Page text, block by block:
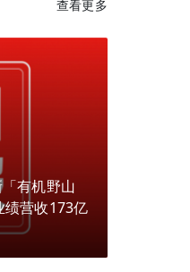
查看更多
有机野山
营收173亿